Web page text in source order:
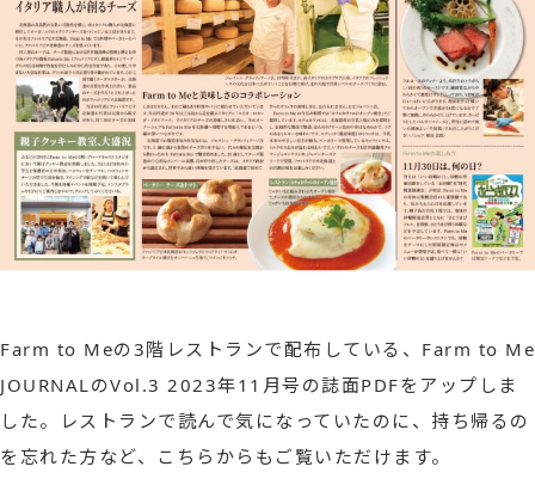
Farm to Meの3階レストランで配布している、Farm to Me
JOURNALのVol.3 2023年11月号の誌面PDFをアップしま
した。レストランで読んで気になっていたのに、持ち帰るの
を忘れた方など、こちらからもご覧いただけます。